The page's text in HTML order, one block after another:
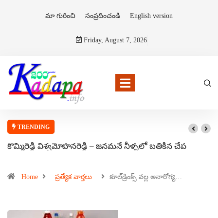
మా గురించి సంప్రదించండి English version
Friday, August 7, 2026
TRENDING
కొమ్మిరెడ్డి విశ్వమోహనరెడ్డి – జనమనే నీళ్ళలో బతికిన చేప
Home ప్రత్యేక వార్తలు కూల్‌డ్రింక్స్ వల్ల అనారోగ్య…